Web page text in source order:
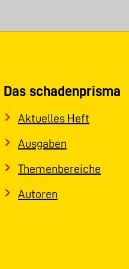
Das schadenprisma
Aktuelles Heft
Ausgaben
Themenbereiche
Autoren